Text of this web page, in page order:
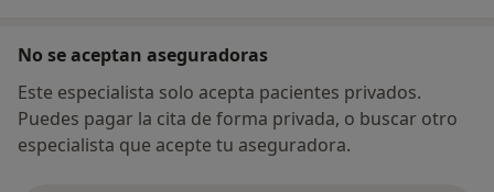
No se aceptan aseguradoras
Este especialista solo acepta pacientes privados.
Puedes pagar la cita de forma privada, o buscar otro
especialista que acepte tu aseguradora.